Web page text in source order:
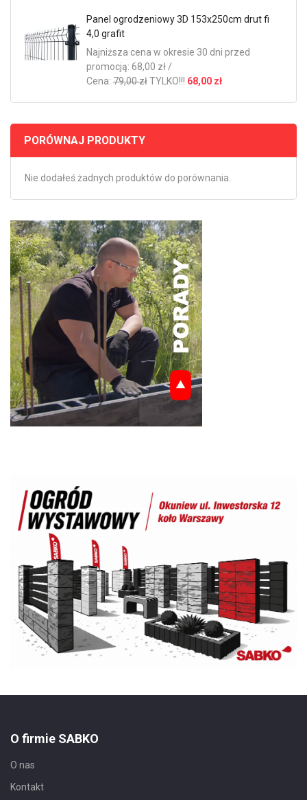
Panel ogrodzeniowy 3D 153x250cm drut fi
4,0 grafit
Najniższa cena w okresie 30 dni przed
promocją: 68,00 zł /
Cena: 79,00 złTYLKO!!! 68,00 zł
PORÓWNAJ PRODUKTY
Nie dodałeś żadnych produktów do porównania.
O firmie SABKO
O nas
Kontakt